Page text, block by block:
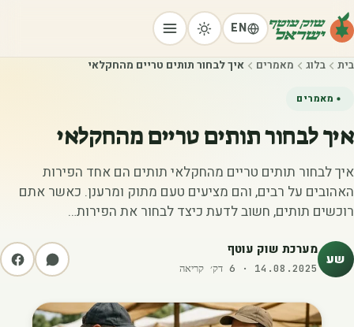
EN
בית בלוג מאמרים איך לבחור תותים טריים מהחקלאי
מאמרים
איך לבחור תותים טריים מהחקלאי
איך לבחור תותים טריים מהחקלאי תותים הם אחד הפירות
האהובים על רבים, והם מציעים טעם מתוק ומרענן. כאשר אתם
רוכשים תותים, חשוב לדעת כיצד לבחור את הפירות…
שע מערכת שוק עוטף
14.08.2025
·
6 דק׳ קריאה